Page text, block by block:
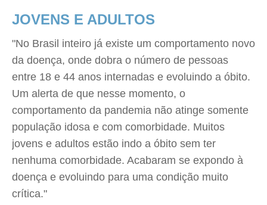
JOVENS E ADULTOS
"No Brasil inteiro já existe um comportamento novo
da doença, onde dobra o número de pessoas
entre 18 e 44 anos internadas e evoluindo a óbito.
Um alerta de que nesse momento, o
comportamento da pandemia não atinge somente
população idosa e com comorbidade. Muitos
jovens e adultos estão indo a óbito sem ter
nenhuma comorbidade. Acabaram se expondo à
doença e evoluindo para uma condição muito
crítica."